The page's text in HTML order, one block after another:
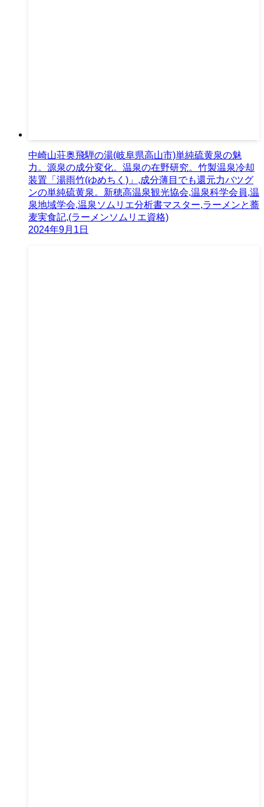
中崎山荘奥飛騨の湯(岐阜県高山市)単純硫黄泉の魅
力。源泉の成分変化。温泉の在野研究。竹製温泉冷却
装置「湯雨竹(ゆめちく)」,成分薄目でも還元力バツグ
ンの単純硫黄泉。新穂高温泉観光協会,温泉科学会員,温
泉地域学会,温泉ソムリエ分析書マスター,ラーメンと蕎
麦実食記,(ラーメンソムリエ資格)
2024年9月1日